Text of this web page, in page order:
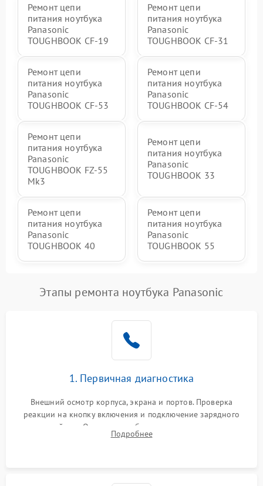
Ремонт цепи
питания ноутбука
Panasonic
TOUGHBOOK CF-19
Ремонт цепи
питания ноутбука
Panasonic
TOUGHBOOK CF-31
Ремонт цепи
питания ноутбука
Panasonic
TOUGHBOOK CF-53
Ремонт цепи
питания ноутбука
Panasonic
TOUGHBOOK CF-54
Ремонт цепи
питания ноутбука
Panasonic
TOUGHBOOK FZ-55
Mk3
Ремонт цепи
питания ноутбука
Panasonic
TOUGHBOOK 33
Ремонт цепи
питания ноутбука
Panasonic
TOUGHBOOK 40
Ремонт цепи
питания ноутбука
Panasonic
TOUGHBOOK 55
Этапы ремонта ноутбука Panasonic
1. Первичная диагностика
Внешний осмотр корпуса, экрана и портов. Проверка
реакции на кнопку включения и подключение зарядного
устройства. Оценка потребления тока с помощью
лабораторного блока питания для локализации проблемы.
Подробнее